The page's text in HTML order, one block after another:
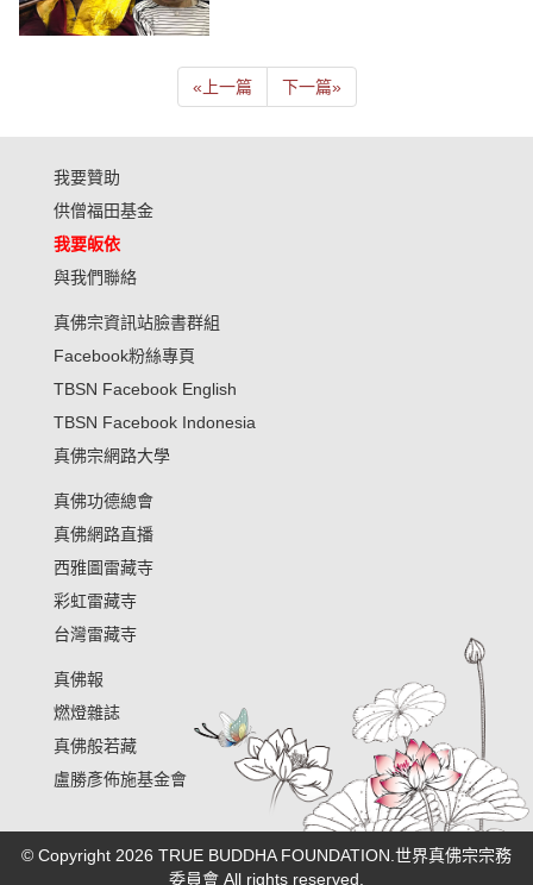
« 上一篇 下一篇»
我要贊助
供僧福田基金
我要皈依
與我們聯絡
真佛宗資訊站臉書群組
Facebook粉絲專頁
TBSN Facebook English
TBSN Facebook Indonesia
真佛宗網路大學
真佛功德總會
真佛網路直播
西雅圖雷藏寺
彩虹雷藏寺
台灣雷藏寺
真佛報
燃燈雜誌
真佛般若藏
盧勝彥佈施基金會
© Copyright 2026 TRUE BUDDHA FOUNDATION.世界真佛宗宗務
委員會 All rights reserved.